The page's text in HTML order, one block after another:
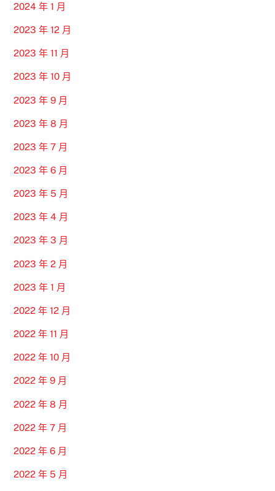
2024 年 1 月
2023 年 12 月
2023 年 11 月
2023 年 10 月
2023 年 9 月
2023 年 8 月
2023 年 7 月
2023 年 6 月
2023 年 5 月
2023 年 4 月
2023 年 3 月
2023 年 2 月
2023 年 1 月
2022 年 12 月
2022 年 11 月
2022 年 10 月
2022 年 9 月
2022 年 8 月
2022 年 7 月
2022 年 6 月
2022 年 5 月